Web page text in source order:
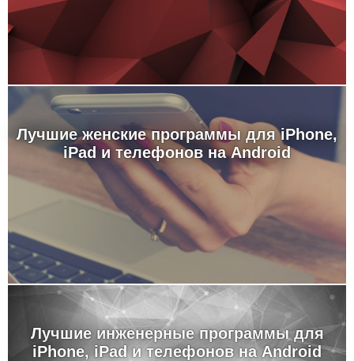
Лучшие женские программы для iPhone,
iPad и телефонов на Android
Лучшие инженерные программы для
iPhone, iPad и телефонов на Android